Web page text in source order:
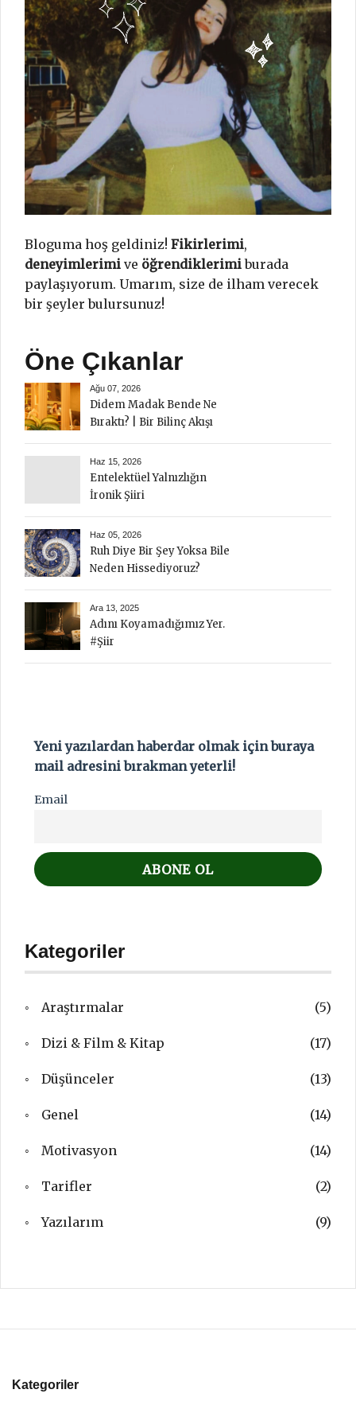
Bloguma hoş geldiniz! Fikirlerimi,
deneyimlerimi ve öğrendiklerimiburada
paylaşıyorum. Umarım, size de ilham verecek
bir şeyler bulursunuz!
Öne Çıkanlar
Ağu 07, 2026
Didem Madak Bende Ne
Bıraktı? | Bir Bilinç Akışı
Haz 15, 2026
Entelektüel Yalnızlığın
İronik Şiiri
Haz 05, 2026
Ruh Diye Bir Şey Yoksa Bile
Neden Hissediyoruz?
Ara 13, 2025
Adını Koyamadığımız Yer.
#Şiir
Yeni yazılardan haberdar olmak için buraya
mail adresini bırakman yeterli!
Email
Kategoriler
Araştırmalar (5)
Dizi & Film & Kitap (17)
Düşünceler (13)
Genel (14)
Motivasyon (14)
Tarifler (2)
Yazılarım (9)
Kategoriler